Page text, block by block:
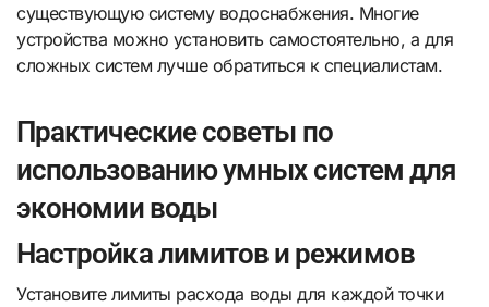
существующую систему водоснабжения. Многие
устройства можно установить самостоятельно, а для
сложных систем лучше обратиться к специалистам.
Практические советы по
использованию умных систем для
экономии воды
Настройка лимитов и режимов
Установите лимиты расхода воды для каждой точки